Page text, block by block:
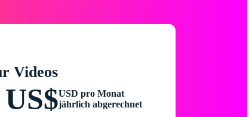
Videos
USD pro Monat
jährlich abgerechnet